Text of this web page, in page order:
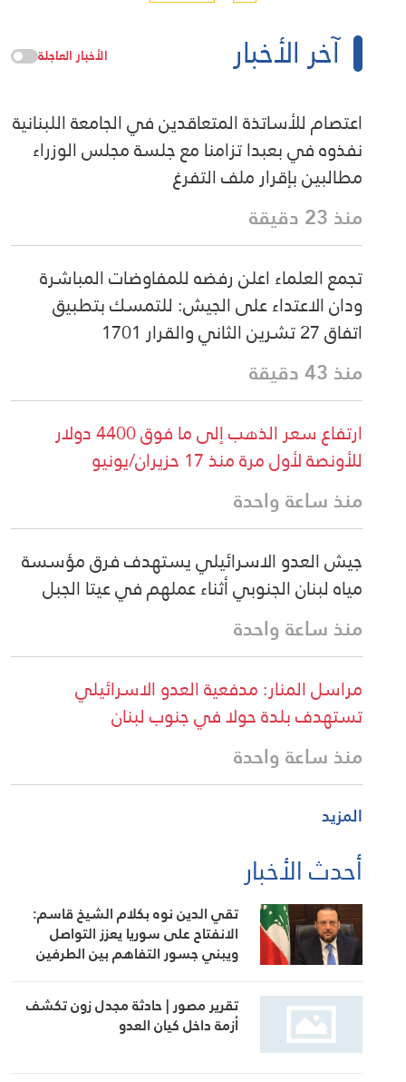
آخر الأخبار الأخبار العاجلة
اعتصام للأساتذة المتعاقدين في الجامعة اللبنانية
نفذوه في بعبدا تزامنا مع جلسة مجلس الوزراء
مطالبين بإقرار ملف التفرغ
منذ 23 دقيقة
تجمع العلماء اعلن رفضه للمفاوضات المباشرة
ودان الاعتداء على الجيش: للتمسك بتطبيق
اتفاق 27 تشرين الثاني والقرار 1701
منذ 43 دقيقة
ارتفاع سعر الذهب إلى ما فوق 4400 دولار
للأونصة لأول مرة منذ 17 حزيران/يونيو
منذ ساعة واحدة
جيش العدو الاسرائيلي يستهدف فرق مؤسسة
مياه لبنان الجنوبي أثناء عملهم في عيتا الجبل
منذ ساعة واحدة
مراسل المنار: مدفعية العدو الاسرائيلي
تستهدف بلدة حولا في جنوب لبنان
منذ ساعة واحدة
المزيد
أحدث الأخبار
تقي الدين نوه بكلام الشيخ قاسم:
الانفتاح على سوريا يعزز التواصل
ويبني جسور التفاهم بين الطرفين
تقرير مصور | حادثة مجدل زون تكشف
أزمة داخل كيان العدو